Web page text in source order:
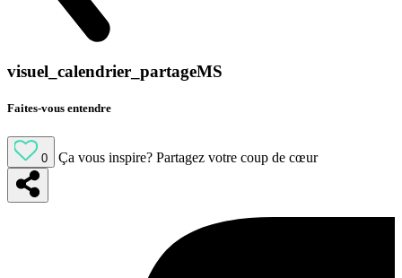
visuel_calendrier_partageMS
Faites-vous entendre
0 Ça vous inspire? Partagez votre coup de cœur